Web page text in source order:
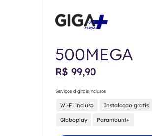
500MEGA
R$ 99,90
Serviços digitais inclusos
Wi-Fi incluso Instalacao gratis
Globoplay Paramount+